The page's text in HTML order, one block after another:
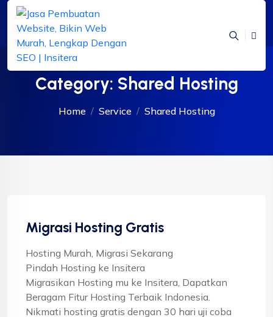
Category: Shared Hosting
Home Service Shared Hosting
Migrasi Hosting Gratis
Hosting Murah, Migrasi Sekarang
Pindah Hosting ke Insitera
Migrasikan Hosting mu ke Insitera, Dapatkan
Beragam Fitur Hosting Terbaik Indonesia.
Nikmati hosting gratis dengan 30 hari uji coba